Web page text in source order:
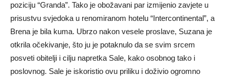
poziciju “Granda”. Tako je obožavani par izmijenio zavjete u
prisustvu svjedoka u renomiranom hotelu “Intercontinental”, a
Brena je bila kuma. Ubrzo nakon vesele proslave, Suzana je
otkrila očekivanje, što ju je potaknulo da se svim srcem
posveti obitelji i cilju napretka Sale, kako osobnog tako i
poslovnog. Sale je iskoristio ovu priliku i doživio ogromno